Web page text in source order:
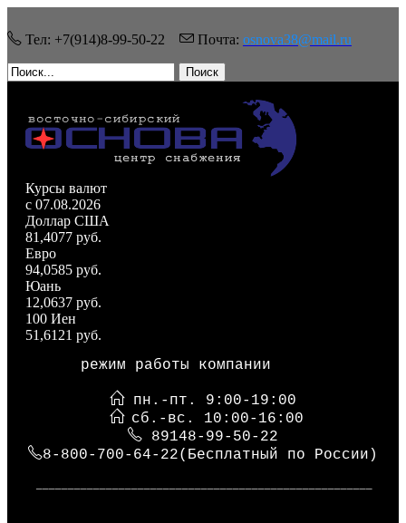
Тел: +7(914)8-99-50-22 Почта: osnova38@mail.ru
Поиск
Курсы валют
c 07.08.2026
Доллар США
81,4077 руб.
Евро
94,0585 руб.
Юань
12,0637 руб.
100 Иен
51,6121 руб.
режим работы компании
пн.-пт. 9:00-19:00
сб.-вс. 10:00-16:00
89148-99-50-22
8-800-700-64-22(Бесплатный по России)